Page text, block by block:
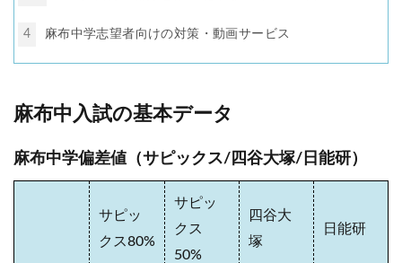
4 麻布中学志望者向けの対策・動画サービス
麻布中入試の基本データ
麻布中学偏差値（サピックス/四谷大塚/日能研）
サピッ
クス80%
サピッ
クス
50%
四谷大
塚
日能研